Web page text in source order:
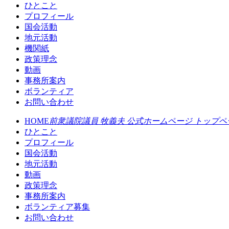
ひとこと
プロフィール
国会活動
地元活動
機関紙
政策理念
動画
事務所案内
ボランティア
お問い合わせ
HOME前衆議院議員 牧義夫 公式ホームページ トップペ
ひとこと
プロフィール
国会活動
地元活動
動画
政策理念
事務所案内
ボランティア募集
お問い合わせ